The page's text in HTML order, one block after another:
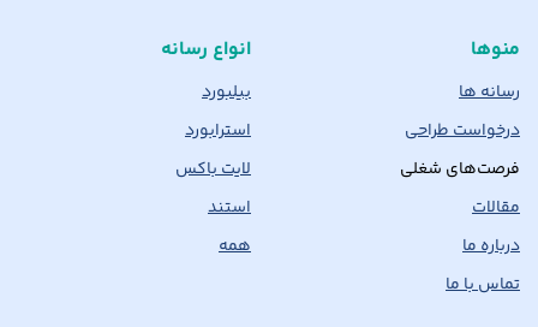
منوها
رسانه ها
درخواست طراحی
فرصت‌های شغلی
مقالات
درباره ما
تماس با ما
انواع رسانه
بیلبورد
استرابورد
لایت باکس
استند
همه